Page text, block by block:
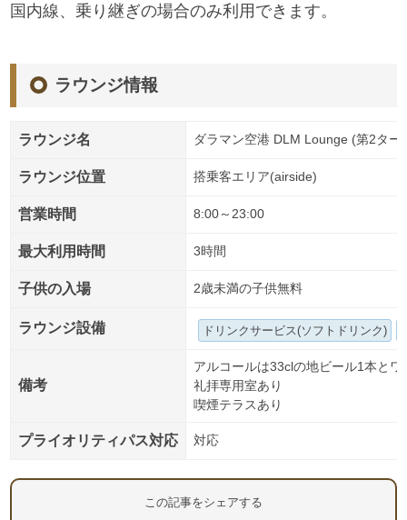
国内線、乗り継ぎの場合のみ利用できます。
ラウンジ情報
ラウンジ名 ダラマン空港 DLM Lounge (第2ター
ラウンジ位置 搭乗客エリア(airside)
営業時間 8:00～23:00
最大利用時間 3時間
子供の入場 2歳未満の子供無料
ラウンジ設備 ドリンクサービス(ソフトドリンク)
備考
アルコールは33clの地ビール1本と
礼拝専用室あり
喫煙テラスあり
プライオリティパス対応 対応
この記事をシェアする